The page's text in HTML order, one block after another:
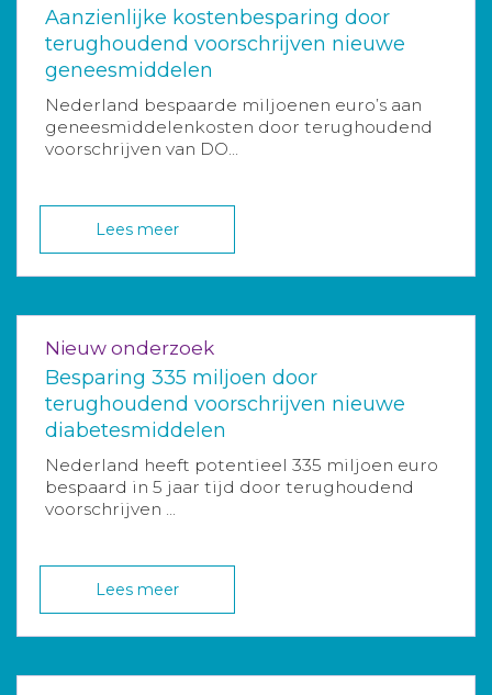
Aanzienlijke kostenbesparing door
terughoudend voorschrijven nieuwe
geneesmiddelen
Nederland bespaarde miljoenen euro’s aan
geneesmiddelenkosten door terughoudend
voorschrijven van DO...
Lees meer
Nieuw onderzoek
Besparing 335 miljoen door
terughoudend voorschrijven nieuwe
diabetesmiddelen
Nederland heeft potentieel 335 miljoen euro
bespaard in 5 jaar tijd door terughoudend
voorschrijven ...
Lees meer